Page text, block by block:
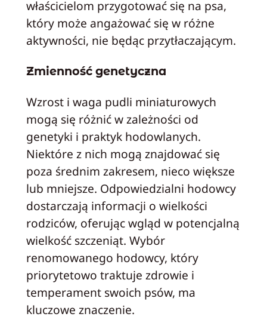
właścicielom przygotować się na psa,
który może angażować się w różne
aktywności, nie będąc przytłaczającym.
Zmienność genetyczna
Wzrost i waga pudli miniaturowych
mogą się różnić w zależności od
genetyki i praktyk hodowlanych.
Niektóre z nich mogą znajdować się
poza średnim zakresem, nieco większe
lub mniejsze. Odpowiedzialni hodowcy
dostarczają informacji o wielkości
rodziców, oferując wgląd w potencjalną
wielkość szczeniąt. Wybór
renomowanego hodowcy, który
priorytetowo traktuje zdrowie i
temperament swoich psów, ma
kluczowe znaczenie.